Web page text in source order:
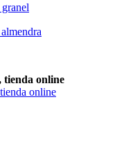
tienda online